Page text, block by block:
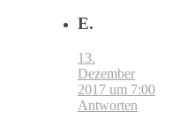
E.
13.
Dezember
2017 um 7:00
Antworten